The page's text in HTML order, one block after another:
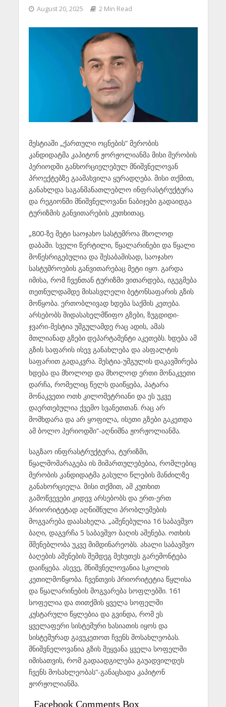
August 20, 2025 2 Min Read
მესტიაში „ქართული ოცნების“ მერობის
კანდიდატმა კაპიტონ ჟორჟოლიანმა მისი მერობის
პერიოდში განხორციელებულ მნიშვნელოვან
პროექტებზე გაამახვილა ყურადღება. მისი თქმით,
განახლდა საგანმანათლებლო ინფრასტრუქტურა
და რეგიონში მნიშვნელოვანი ნაბიჯები გადაიდგა
ტურიზმის განვითარების კუთხითაც.
„800-ზე მეტი საოჯახო სასტუმროა მხოლოდ
დაბაში. სველი წერტილი, წყალარინები და წყალი
მოწესრიგებულია და შესაბამისად, საოჯახო
სასტუმროების განვითარებაც მეტი იყო. გარდა
იმისა, რომ ჩვენთან ტურიზმი ვითარდება, იგეგმება
თეთნულდამდე მისასვლელი ბეტონსაფარის გზის
მოწყობა. ერთობლივად ხდება საქმის კეთება.
არსებობს შიდასახელმწიფო გზები, ზუგდიდი-
ჯვარი-მესტია უშგულამდე რაც ადის, ამას
მთლიანად გზები დეპარტამენტი აკეთებს. ხდება ამ
გზის საფარის ისევ განახლება და ასფალტის
საფარით გადაკვრა. მესტია-უშგულის დაკავშირება
ხდება და მხოლოდ და მხოლოდ ერთი მონაკვეთი
დარჩა, რომელიც წელს დაიწყება, პატარა
მონაკვეთი ოთხ კილომეტრიანი და ეს უკვე
დაერთებულია ქვემო სვანეთთან. რაც არ
მომხდარა და არ ყოფილა, ისეთი გზები გაკეთდა
ამ ბოლო პერიოდში“-აღნიშნა ჟორჟოლიანმა.
საგზაო ინფრასტრუქტურა, ტურიზმი,
წყალმომარაგება ის მიმართულებებია, რომლებიც
მერობის კანდიდატმა გასული წლების მანძილზე
განახორციელა. მისი თქმით, ამ კუთხით
გამოწვევები კიდევ არსებობს და ერთ-ერთ
პრიორიტეტად აღნიშნული პრობლემების
მოგვარება დაასახელა. „აშენებულია 16 საბავშვო
ბაღი, დაგვრჩა 5 საბავშვო ბაღის აშენება. ოთხის
მშენებლობა უკვე მიმდინარეობს. ახალი საბავშვო
ბაღების აშენების შემდეგ მეხუთეს გარემონტება
დაიწყება. ასევე, მნიშვნელოვანია სკოლის
კეთილმოწყობა. ჩვენთვის პრიორიტეტია წყლისა
და წყალარინების მოგვარება სოფლებში. 161
სოფელია და თითქმის ყველა სოფელში
კუსტარული წყლებია და გვინდა, რომ ეს
ყველაფერი სისტემური ხასიათის იყოს და
სისტემურად გავუკეთოთ ჩვენს მოსახლეობას.
მნიშვნელოვანია გზის შეყვანა ყველა სოფელში
იმისათვის, რომ გადაადგილება გაუადვილდეს
ჩვენს მოსახლეობას“-განაცხადა კაპიტონ
ჟორჟოლიანმა.
Facebook Comments Box